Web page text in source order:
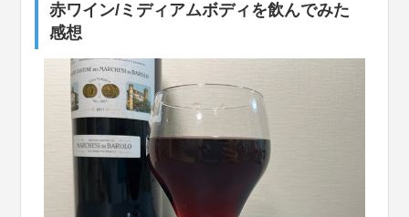
赤ワイン/ミディアムボディを飲んでみた
感想